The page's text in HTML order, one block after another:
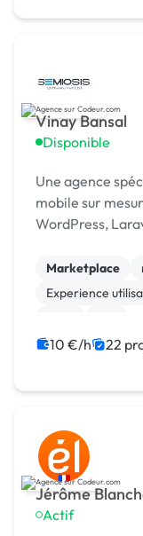
Vinay Bansal
Disponible
Une agence
mobile sur mesure
WordPress,
Marketplace
Experience
10 €/h 22
Jérôme
Actif